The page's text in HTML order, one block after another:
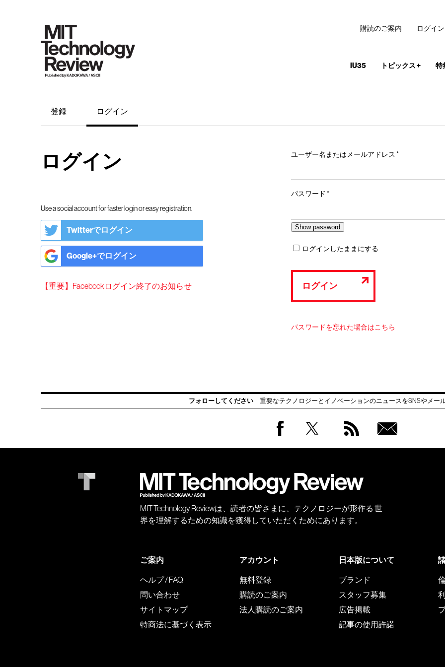
IU35 トピックス+ 特
購読のご案内 ログイン
登録 ログイン
ログイン
Use a social account for faster login or easy registration.
Twitterでログイン
Google+でログイン
【重要】Facebookログイン終了のお知らせ
ユーザー名またはメールアドレス*必
パスワード*必
ログインしたままにする
ログイン
パスワードを忘れた場合はこちら
フォローしてください 重要なテクノロジーとイノベーションのニュースをSNSやメー
会員
MIT Technology Reviewは、読者の皆さまに、テクノロジーが形作る 世
界を理解するための知識を獲得していただくためにあります。
ご案内
ヘルプ / FAQ
問い合わせ
サイトマップ
特商法に基づく表示
アカウント
無料登録
購読のご案内
法人購読のご案内
日本版について
ブランド
スタッフ募集
広告掲載
記事の使用許諾